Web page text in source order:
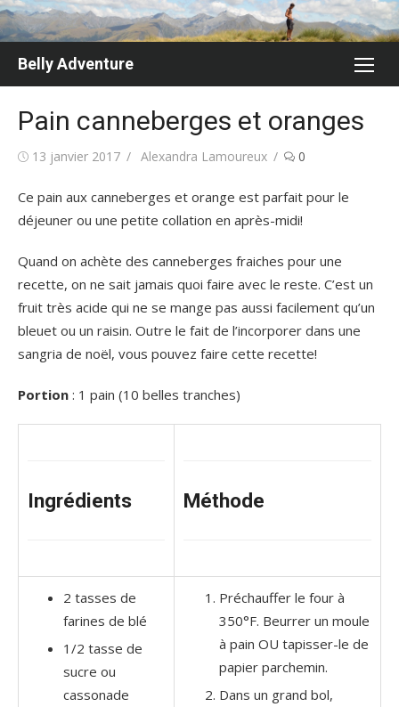
Skip
to
content
Belly Adventure
Pain canneberges et oranges
Posted
13 janvier 2017 Author
Alexandra Lamoureux 0
Ce pain aux canneberges et orange est parfait pour le
déjeuner ou une petite collation en après-midi!
Quand on achète des canneberges fraiches pour une
recette, on ne sait jamais quoi faire avec le reste. C’est un
fruit très acide qui ne se mange pas aussi facilement qu’un
bleuet ou un raisin. Outre le fait de l’incorporer dans une
sangria de noël, vous pouvez faire cette recette!
Portion : 1 pain (10 belles tranches)
Ingrédients Méthode
2 tasses de
farines de blé
1/2 tasse de
sucre ou
cassonade
Préchauffer le four à
350°F. Beurrer un moule
à pain OU tapisser-le de
papier parchemin.
Dans un grand bol,